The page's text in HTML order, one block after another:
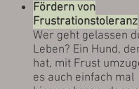
Fördern von
Frustrationstoleranz
Wer geht gelassen
Leben? Ein Hund,
hat, mit Frust
es auch einfach mal